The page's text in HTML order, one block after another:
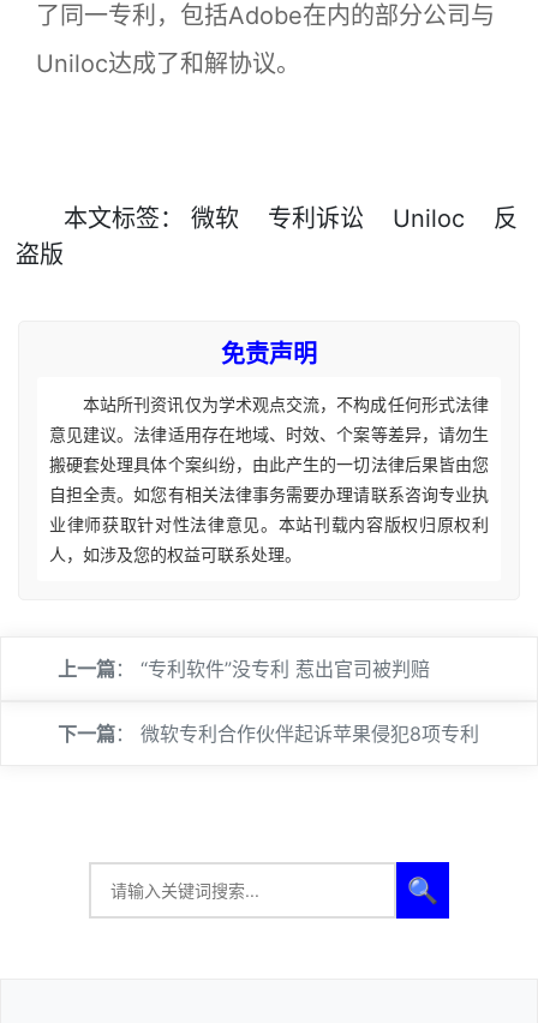
了同一专利，包括Adobe在内的部分公司与
Uniloc达成了和解协议。
本文标签： 微软 专利诉讼 Uniloc
反
盗版
免责声明
本站所刊资讯仅为学术观点交流，不构成任何形式法律
意见建议。法律适用存在地域、时效、个案等差异，请勿生
搬硬套处理具体个案纠纷，由此产生的一切法律后果皆由您
自担全责。如您有相关法律事务需要办理请联系咨询专业执
业律师获取针对性法律意见。本站刊载内容版权归原权利
人，如涉及您的权益可联系处理。
上一篇： “专利软件”没专利 惹出官司被判赔
下一篇： 微软专利合作伙伴起诉苹果侵犯8项专利
🔍